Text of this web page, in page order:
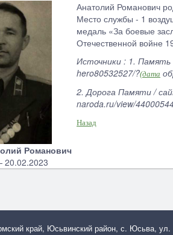
Романович
20.02.2023
Анатолий Романович
Место службы - 1
медаль «За боевые
Отечественной войне
Источники : 1. Память
hero80532527/?(дата
2. Дорога Памяти /
naroda.ru/view/
Назад
край, Юсьвинский район, с. Юсьва, ул.